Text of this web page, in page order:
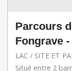
Parcours
Fongrave
LAC / SITE ET
Situé entre 2